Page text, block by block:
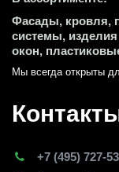
Фасады, кровля,
системы,
окон,
Мы всегда открыты
+7 (495) 727-